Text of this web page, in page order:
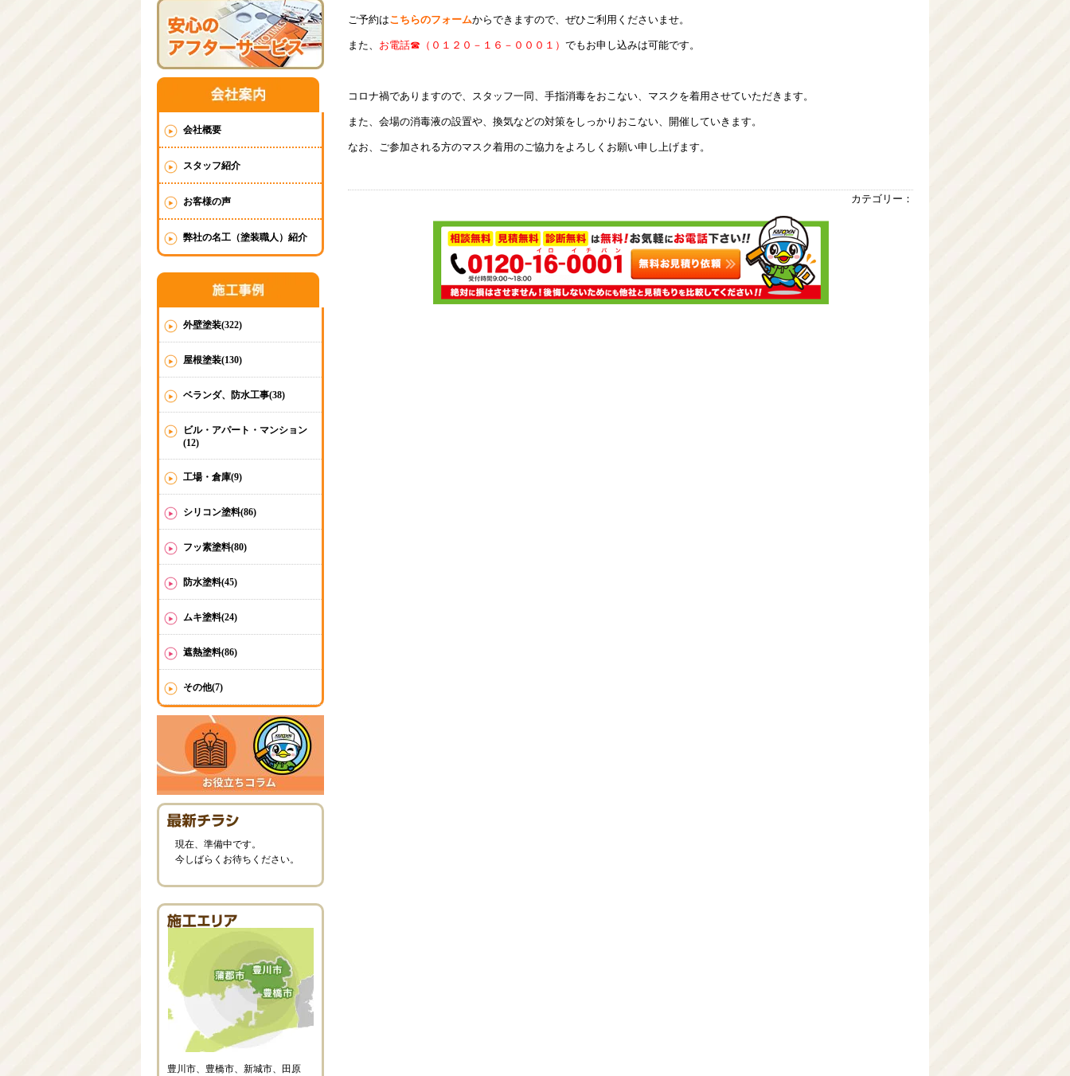
ご予約はこちらのフォームからできますので、ぜひご利用くださいませ。
また、 お電話☎（０１２０－１６－０００１） でもお申し込みは可能です。
コロナ禍でありますので、スタッフ一同、手指消毒をおこない、マスクを着用させていただきます。
また、会場の消毒液の設置や、換気などの対策をしっかりおこない、開催していきます。
なお、ご参加される方のマスク着用のご協力をよろしくお願い申し上げます。
カテゴリー：
会社概要
スタッフ紹介
お客様の声
弊社の名工（塗装職人）紹介
外壁塗装(322)
屋根塗装(130)
ベランダ、防水工事(38)
ビル・アパート・マンション
(12)
工場・倉庫(9)
シリコン塗料(86)
フッ素塗料(80)
防水塗料(45)
ムキ塗料(24)
遮熱塗料(86)
その他(7)
現在、準備中です。
今しばらくお待ちください。
豊川市、豊橋市、新城市、田原